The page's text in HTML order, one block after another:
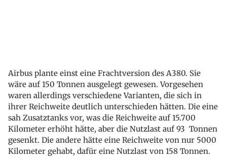
Airbus plante einst eine Frachtversion des A380. Sie
wäre auf 150 Tonnen ausgelegt gewesen. Vorgesehen
waren allerdings verschiedene Varianten, die sich in
ihrer Reichweite deutlich unterschieden hätten. Die eine
sah Zusatztanks vor, was die Reichweite auf 15.700
Kilometer erhöht hätte, aber die Nutzlast auf 93 Tonnen
gesenkt. Die andere hätte eine Reichweite von nur 5000
Kilometer gehabt, dafür eine Nutzlast von 158 Tonnen.